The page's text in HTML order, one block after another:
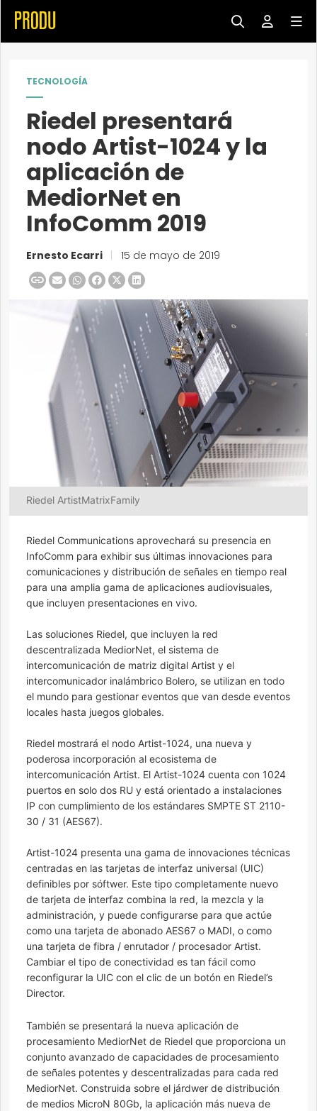
TECNOLOGÍA
Riedel presentará
nodo Artist-1024 y la
aplicación de
MediorNet en
InfoComm 2019
Ernesto Ecarri 15 de mayo de 2019
Riedel ArtistMatrixFamily
Riedel Communications aprovechará su presencia en
InfoComm para exhibir sus últimas innovaciones para
comunicaciones y distribución de señales en tiempo real
para una amplia gama de aplicaciones audiovisuales,
que incluyen presentaciones en vivo.
Las soluciones Riedel, que incluyen la red
descentralizada MediorNet, el sistema de
intercomunicación de matriz digital Artist y el
intercomunicador inalámbrico Bolero, se utilizan en todo
el mundo para gestionar eventos que van desde eventos
locales hasta juegos globales.
Riedel mostrará el nodo Artist-1024, una nueva y
poderosa incorporación al ecosistema de
intercomunicación Artist. El Artist-1024 cuenta con 1024
puertos en solo dos RU y está orientado a instalaciones
IP con cumplimiento de los estándares SMPTE ST 2110-
30 / 31 (AES67).
Artist-1024 presenta una gama de innovaciones técnicas
centradas en las tarjetas de interfaz universal (UIC)
definibles por sóftwer. Este tipo completamente nuevo
de tarjeta de interfaz combina la red, la mezcla y la
administración, y puede configurarse para que actúe
como una tarjeta de abonado AES67 o MADI, o como
una tarjeta de fibra / enrutador / procesador Artist.
Cambiar el tipo de conectividad es tan fácil como
reconfigurar la UIC con el clic de un botón en Riedel’s
Director.
También se presentará la nueva aplicación de
procesamiento MediorNet de Riedel que proporciona un
conjunto avanzado de capacidades de procesamiento
de señales potentes y descentralizadas para cada red
MediorNet. Construida sobre el járdwer de distribución
de medios MicroN 80Gb, la aplicación más nueva de